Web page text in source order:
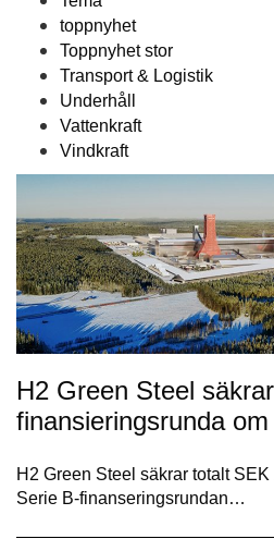
toppnyhet
Toppnyhet stor
Transport & Logistik
Underhåll
Vattenkraft
Vindkraft
H2 Green Steel säkrar
finansieringsrunda
H2 Green Steel säkrar totalt
Serie B-finanseringsrundan…